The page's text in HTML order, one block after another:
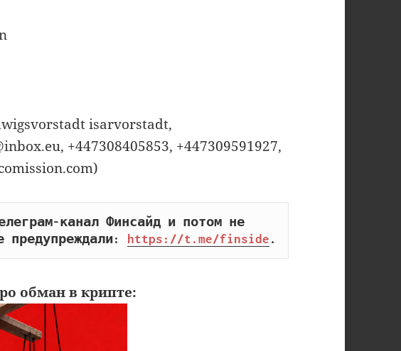
isarvorstadt,
+447308405853, +447309591927,
канал Финсайд и потом не
предупреждали:
https://t.me/finside .
обман в крипте: